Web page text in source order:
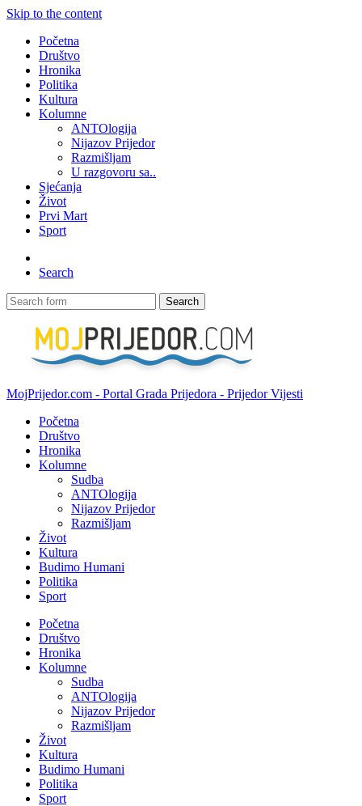
Skip to the content
Početna
Društvo
Hronika
Politika
Kultura
Kolumne
ANTOlogija
Nijazov Prijedor
Razmišljam
U razgovoru sa..
Sjećanja
Život
Prvi Mart
Sport
Search
Search
MojPrijedor.com - Portal Grada Prijedora - Prijedor Vijesti
Početna
Društvo
Hronika
Kolumne
Sudba
ANTOlogija
Nijazov Prijedor
Razmišljam
Život
Kultura
Budimo Humani
Politika
Sport
Početna
Društvo
Hronika
Kolumne
Sudba
ANTOlogija
Nijazov Prijedor
Razmišljam
Život
Kultura
Budimo Humani
Politika
Sport